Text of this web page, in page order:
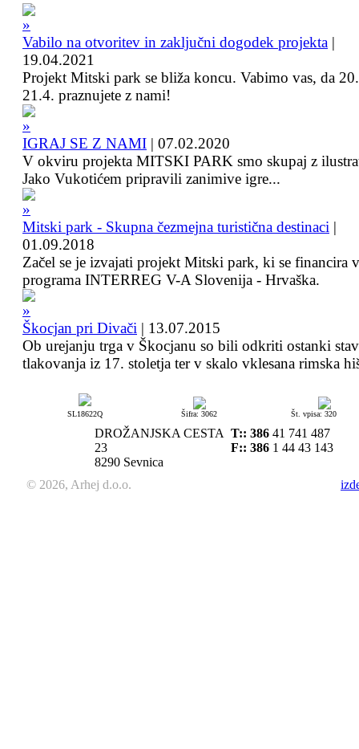
Vabilo na otvoritev in zaključni dogodek projekta |
19.04.2021
Projekt Mitski park se bliža koncu. Vabimo vas, da
21.4. praznujete z nami!
IGRAJ SE Z NAMI | 07.02.2020
V okviru projekta MITSKI PARK smo skupaj z
Jako Vukotićem pripravili zanimive igre...
Mitski park - Skupna čezmejna turistična destinaci |
01.09.2018
Začel se je izvajati projekt Mitski park, ki se financira
programa INTERREG V-A Slovenija - Hrvaška.
Škocjan pri Divači | 13.07.2015
Ob urejanju trga v Škocjanu so bili odkriti ostanki
tlakovanja iz 17. stoletja ter v skalo vklesana rimska
SL18622Q Šifra: 3062 Št. vpisa: 320
DROŽANJSKA CESTA
23
8290 Sevnica
T:: 386 41 741 487
F:: 386 1 44 43 143
© 2026, Arhej d.o.o.